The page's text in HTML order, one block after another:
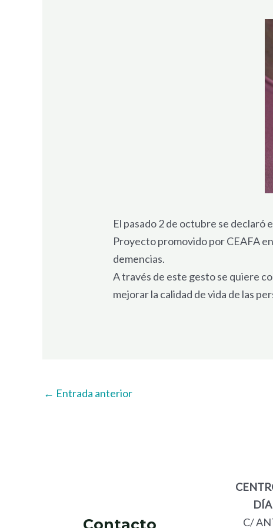
El pasado 2 de octubre se declaró
Proyecto promovido por CEAFA
demencias.
A través de este gesto se quiere
mejorar la calidad de vida de las
← Entrada anterior
DÍA
C/